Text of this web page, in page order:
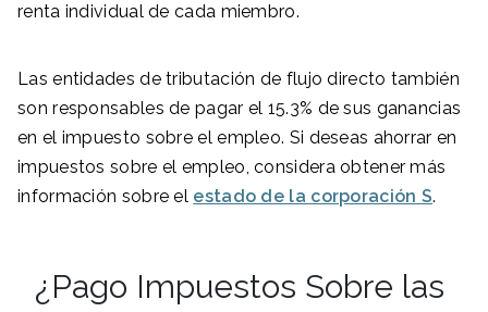
renta individual de cada miembro.
Las entidades de tributación de flujo directo también
son responsables de pagar el 15.3% de sus ganancias
en el impuesto sobre el empleo. Si deseas ahorrar en
impuestos sobre el empleo, considera obtener más
información sobre el estado de la corporación S.
¿Pago Impuestos Sobre las